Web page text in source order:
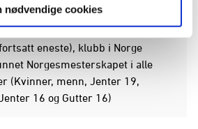
nødvendige cookies
(senior), for både
eneste), klubb i Norge
Norgesmesterskapet i alle
(Kvinner, menn, Jenter 19,
16 og Gutter 16)